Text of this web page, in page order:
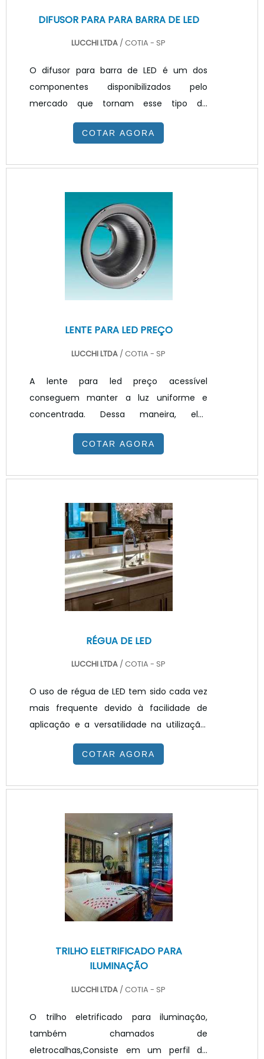
DIFUSOR PARA PARA BARRA DE LED
LUCCHI LTDA / COTIA - SP
O difusor para barra de LED é um dos
componentes disponibilizados pelo
mercado que tornam esse tipo de
iluminação mais eficaz. O componente
possui características como ser fabricado
pontual do LED, oferece alta transmitância
possui também difícil aderência de
manchas e sujeiras, sendo de fácil
limpeza. INFORMAÇÕES ADICIONAIS SOBRE
O PRODUTOEste difusor de luz para led
possui ainda excelente propriedade de res.
COTAR AGORA
LENTE PARA LED PREÇO
LUCCHI LTDA / COTIA - SP
A lente para led preço acessível
conseguem manter a luz uniforme e
concentrada. Dessa maneira, elas
melhoram a O direcionamento do led,
Além de permitir diferentes ângulos de
equilíbrio entre a luz difusa e direcional
como desejado. Além disso, as lentes para
led de potência têm variedade em
dimensões e podem ser produzidas em
diâmetros de 50, 70 e 111
mm.INFORMAÇÕES ADICIONAIS SOBRE O
PRODUTOOs instrumentos são feitos de
COTAR AGORA
RÉGUA DE LED
LUCCHI LTDA / COTIA - SP
O uso de régua de LED tem sido cada vez
mais frequente devido à facilidade de
aplicação e a versatilidade na utilização.
Considerada atualmente como a mais
nova tendência no mercado é um
excelente qualidade, Perfeito para o
corporativas, industriais, postos de
gasolina, entre outras aplicações..A
escolha mais assertiva para a iluminação
de espaços corporativos é a luz branca
neutra, pois estimula a produtividade. Para
humanizar os e.
COTAR AGORA
TRILHO ELETRIFICADO PARA
ILUMINAÇÃO
LUCCHI LTDA / COTIA - SP
O trilho eletrificado para iluminação,
também chamados de
eletrocalhas,Consiste em um perfil de